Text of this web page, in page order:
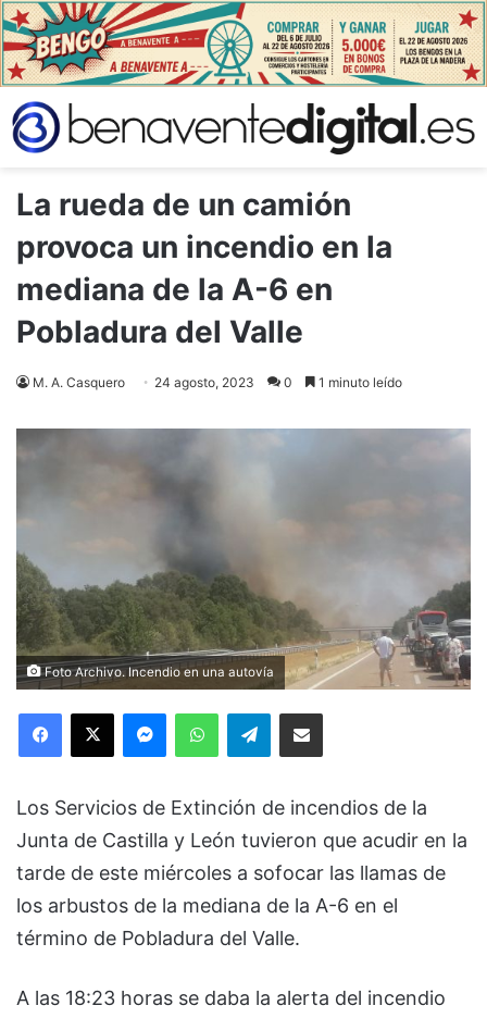
La rueda de un camión
provoca un incendio en la
mediana de la A-6 en
Pobladura del Valle
M. A. Casquero 24 agosto, 2023 0 1 minuto leído
Foto Archivo. Incendio en una autovía
Facebook
X MessengerWhatsAppTelegramCompartir via Email
Los Servicios de Extinción de incendios de la
Junta de Castilla y León tuvieron que acudir en la
tarde de este miércoles a sofocar las llamas de
los arbustos de la mediana de la A-6 en el
término de Pobladura del Valle.
A las 18:23 horas se daba la alerta del incendio